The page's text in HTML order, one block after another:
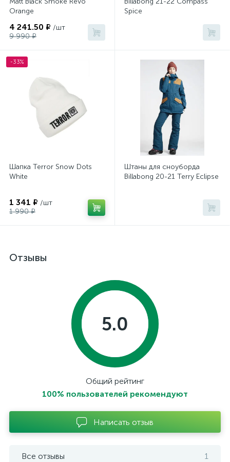
Orange
4 241.50 ₽ /шт
9 990 ₽
Spice
-33%
Шапка Terror Snow Dots
White
1 341 ₽ /шт
1 990 ₽
Штаны для сноуборда
Billabong 20-21 Terry Eclipse
Отзывы
5.0
Общий рейтинг
100% пользователей рекомендуют
Написать отзыв
Все отзывы 1